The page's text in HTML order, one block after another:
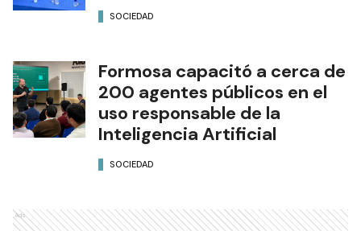
SOCIEDAD
Formosa capacitó a cerca de
200 agentes públicos en el
uso responsable de la
Inteligencia Artificial
SOCIEDAD
Ads